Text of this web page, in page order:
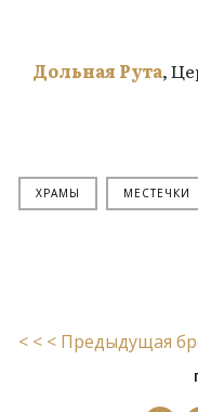
Дольная Рута,
ХРАМЫ МЕСТЕЧКИ
< < < Предыдущая